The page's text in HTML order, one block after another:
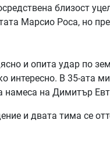
близост
Марсио Роса, но
и опита удар по
интересно. В 35-ата
намеса на Димитър
и двата тима се